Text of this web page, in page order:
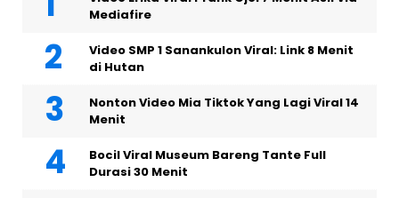
Mediafire
Video SMP 1 Sanankulon Viral: Link 8 Menit
di Hutan
Nonton Video Mia Tiktok Yang Lagi Viral 14
Menit
Bocil Viral Museum Bareng Tante Full
Durasi 30 Menit